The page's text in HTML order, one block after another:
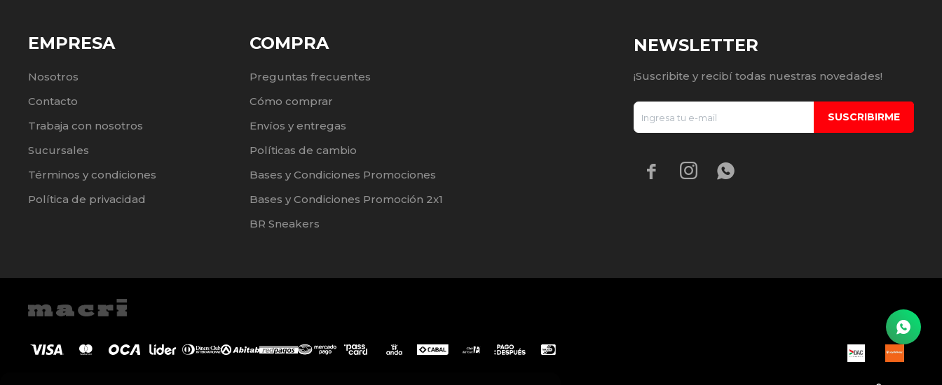
EMPRESA
Nosotros
Contacto
Trabaja con nosotros
Sucursales
Términos y condiciones
Política de privacidad
COMPRA
Preguntas frecuentes
Cómo comprar
Envíos y entregas
Políticas de cambio
Bases y Condiciones Promociones
Bases y Condiciones Promoción 2x1
BR Sneakers
NEWSLETTER
¡Suscribite y recibí todas nuestras novedades!
SUSCRIBIRME
  